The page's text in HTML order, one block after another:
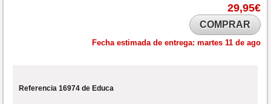
29,95€
COMPRAR
Fecha estimada de entrega: martes 11 de ago
Referencia 16974 de Educa